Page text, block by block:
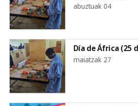
abuztuak 04
Día de África (25
maiatzak 27